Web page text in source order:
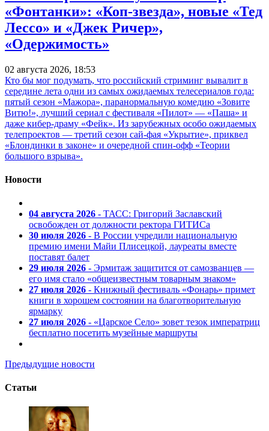
«Фонтанки»: «Коп-звезда», новые «Тед
Лессо» и «Джек Ричер»,
«Одержимость»
02 августа 2026, 18:53
Кто бы мог подумать, что российский стриминг вывалит в
середине лета одни из самых ожидаемых телесериалов года:
пятый сезон «Мажора», паранормальную комедию «Зовите
Витю!», лучший сериал с фестиваля «Пилот» — «Паша» и
даже кибер-драму «Фейк». Из зарубежных особо ожидаемых
телепроектов — третий сезон сай-фая «Укрытие», приквел
«Блондинки в законе» и очередной спин-офф «Теории
большого взрыва».
Новости
04 августа 2026 - ТАСС: Григорий Заславский
освобожден от должности ректора ГИТИСа
30 июля 2026 - В России учредили национальную
премию имени Майи Плисецкой, лауреаты вместе
поставят балет
29 июля 2026 - Эрмитаж защитится от самозванцев —
его имя стало «общеизвестным товарным знаком»
27 июля 2026 - Книжный фестиваль «Фонарь» примет
книги в хорошем состоянии на благотворительную
ярмарку
27 июля 2026 - «Царское Село» зовет тезок императриц
бесплатно посетить музейные маршруты
Предыдущие новости
Статьи